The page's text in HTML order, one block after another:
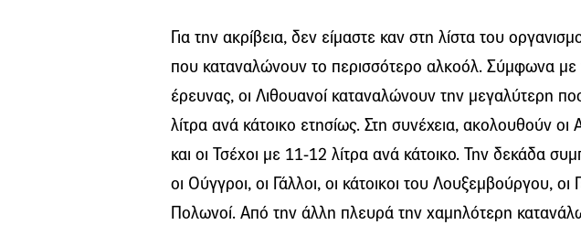
Για την ακρίβεια, δεν είμαστε καν στη λίστα του
που καταναλώνουν το περισσότερο αλκοόλ. Σύμφωνα με
έρευνας, οι Λιθουανοί καταναλώνουν την μεγαλύτερη
λίτρα ανά κάτοικο ετησίως. Στη συνέχεια, ακολουθούν οι
και οι Τσέχοι με 11-12 λίτρα ανά κάτοικο. Την δεκάδα
οι Ούγγροι, οι Γάλλοι, οι κάτοικοι του Λουξεμβούργου, οι
Πολωνοί. Από την άλλη πλευρά την χαμηλότερη